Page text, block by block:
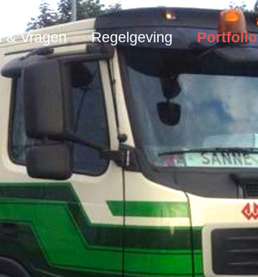
& Vragen Regelgeving Portfolio